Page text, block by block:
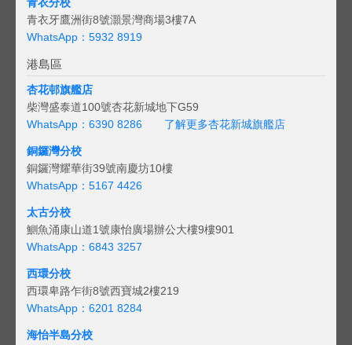
青衣牙鷹洲街8號灝景灣商場3樓7A
WhatsApp：5932 8919
港島區
杏花邨旗艦店
柴灣盛泰道100號杏花新城地下G59
WhatsApp：6390 8286
了解更多杏花新城旗艦店
銅鑼灣分校
銅鑼灣耀華街39號南慶坊10樓
WhatsApp：5167 4426
太古分校
鰂魚涌康山道1號康怡廣場辦公大樓9樓901
WhatsApp：6843 3257
西環分校
西環卑路乍街8號西寶城2樓219
WhatsApp：6201 8284
海怡半島分校